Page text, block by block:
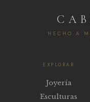
HECHO A
EXPLORAR
Joyería
Esculturas